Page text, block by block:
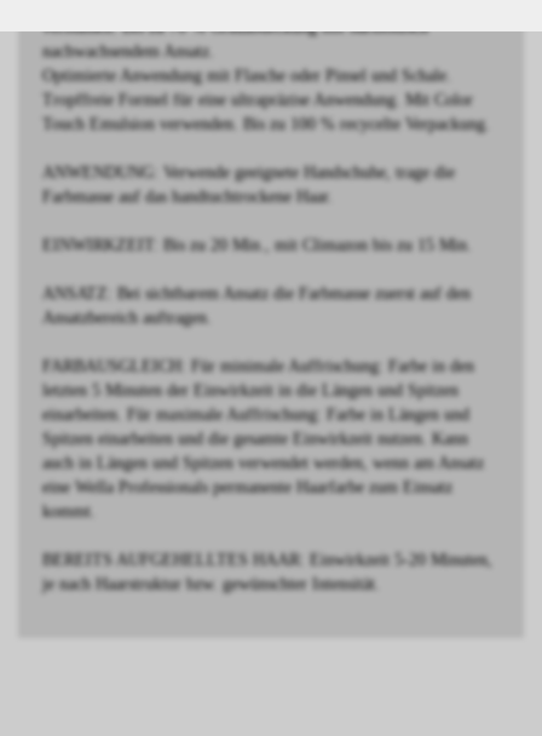
verblassen. Bis zu 70 % Grauabdeckung mit harmonisch
nachwachsendem Ansatz.
Optimierte Anwendung mit Flasche oder Pinsel und Schale.
Tropffreie Formel für eine ultrapräzise Anwendung. Mit Color
Touch Emulsion verwenden. Bis zu 100 % recycelte Verpackung.
ANWENDUNG: Verwende geeignete Handschuhe, trage die
Farbmasse auf das handtuchtrockene Haar.
EINWIRKZEIT: Bis zu 20 Min., mit Climazon bis zu 15 Min.
ANSATZ: Bei sichtbarem Ansatz die Farbmasse zuerst auf den
Ansatzbereich auftragen.
FARBAUSGLEICH: Für minimale Auffrischung: Farbe in den
letzten 5 Minuten der Einwirkzeit in die Längen und Spitzen
einarbeiten. Für maximale Auffrischung: Farbe in Längen und
Spitzen einarbeiten und die gesamte Einwirkzeit nutzen. Kann
auch in Längen und Spitzen verwendet werden, wenn am Ansatz
eine Wella Professionals permanente Haarfarbe zum Einsatz
kommt.
BEREITS AUFGEHELLTES HAAR: Einwirkzeit 5-20 Minuten,
je nach Haarstruktur bzw. gewünschter Intensität.